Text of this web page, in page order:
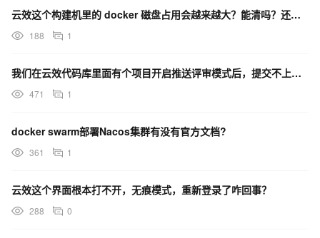
云效这个构建机里的 docker 磁盘占用会越来越大？能清吗？还是只能扩盘
188 1
我们在云效代码库里面有个项目开启推送评审模式后，提交不上去代码了，有什么办法没？
471 1
docker swarm部署Nacos集群有没有官方文档?
361 1
云效这个界面根本打不开，无痕模式，重新登录了咋回事？
288 0